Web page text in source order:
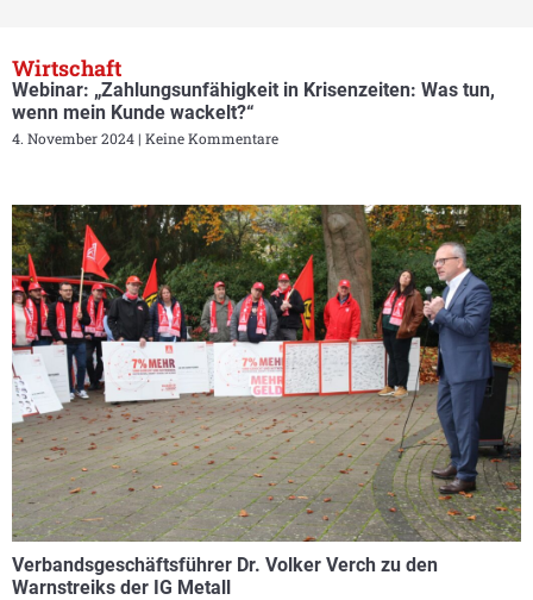
Wirtschaft
Webinar: „Zahlungsunfähigkeit in Krisenzeiten: Was tun,
wenn mein Kunde wackelt?“
4. November 2024 Keine Kommentare
Verbandsgeschäftsführer Dr. Volker Verch zu den
Warnstreiks der IG Metall